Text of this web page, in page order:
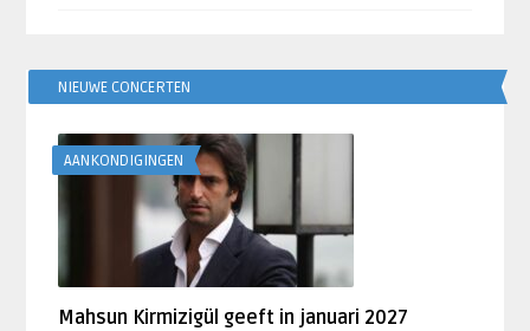
NIEUWE CONCERTEN
AANKONDIGINGEN
Mahsun Kirmizigül geeft in januari 2027